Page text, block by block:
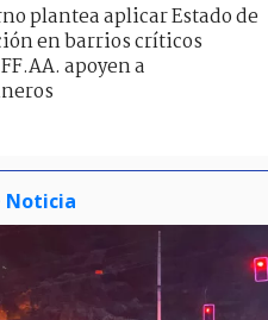
plantea aplicar Estado de
en barrios críticos
apoyen a
Noticia